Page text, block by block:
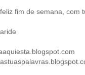
fim de semana, com